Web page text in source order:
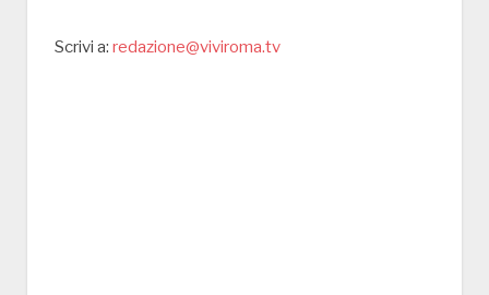
Scrivi a: redazione@viviroma.tv